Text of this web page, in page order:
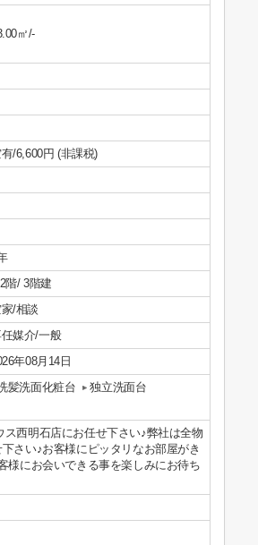
㎡/-
/6,600円 (非課税)
階/ 3階建
/相談
媒介/一般
年08月14日
髪洗面化粧台
独立洗面台
西明石店にお任せ下さい♪弊社は全物
さい♪お客様にピッタリなお部屋がき
様にお会いできる事を楽しみにお待ち